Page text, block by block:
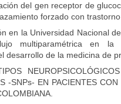
del gen receptor de
forzado con
en la Universidad Nacional
multiparamétrica en la
desarrollo de la medicina de
-SNPs- EN PACIENTES